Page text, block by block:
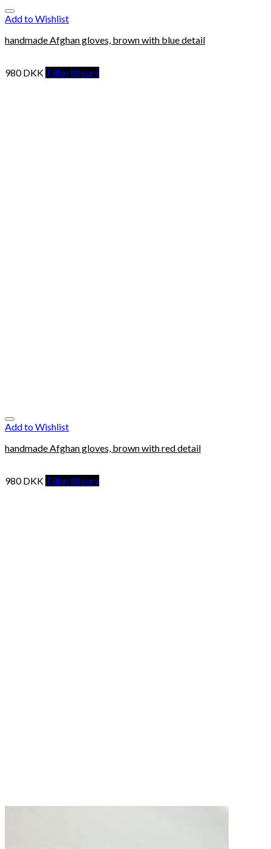
Add to Wishlist
handmade Afghan gloves, brown with blue detail
980DKK Tilføj til kurv
Add to Wishlist
handmade Afghan gloves, brown with red detail
980DKK Tilføj til kurv